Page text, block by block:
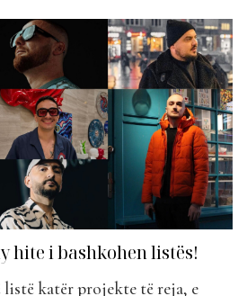
Ndiqni më
ato… Klodiana Vata – Jetë (+59
(+51 vende) Ago ft. Buta...
hite i bashkohen listës!
listë katër projekte të reja, e